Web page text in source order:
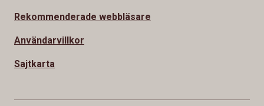
Rekommenderade webbläsare
Användarvillkor
Sajtkarta